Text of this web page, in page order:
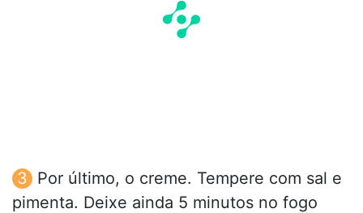
Por último, o creme. Tempere com sal e
pimenta. Deixe ainda 5 minutos no fogo